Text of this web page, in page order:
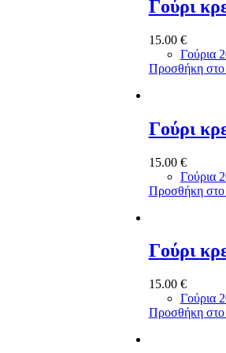
Γούρι
15.00 €
Γούρια
Προσθήκη στο
Γούρι
15.00 €
Γούρια
Προσθήκη στο
Γούρι
15.00 €
Γούρια
Προσθήκη στο